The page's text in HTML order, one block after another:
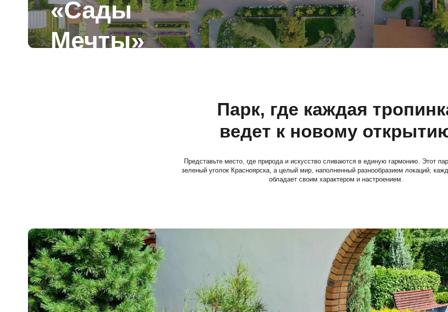
Мечты»
зеленый уголок Красноярска, а целый мир, наполненный разнообразием локаций, каждая из которых
обладает своим характером и настроением.